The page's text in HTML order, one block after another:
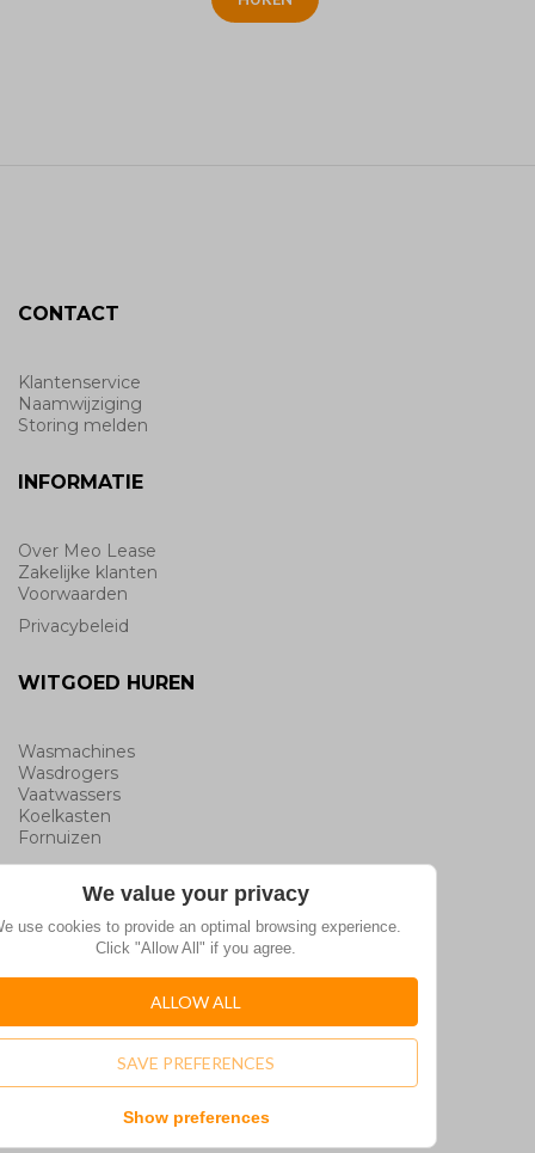
CONTACT
Klantenservice
Naamwijziging
Storing melden
INFORMATIE
Over Meo Lease
Zakelijke klanten
Voorwaarden
Privacybeleid
WITGOED HUREN
Wasmachines
Wasdrogers
Vaatwassers
Koelkasten
Fornuizen
MERKEN
Beko
Electrolux
Zanussi
We value your privacy
use cookies to provide an optimal browsing experience.
Click "Allow All" if you agree.
ALLOW ALL
SAVE PREFERENCES
Show preferences